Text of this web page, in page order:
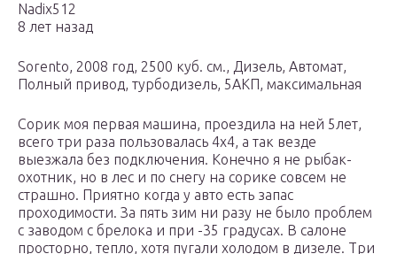
Nadix512
8 лет назад
Sorento, 2008 год, 2500 куб. см., Дизель, Автомат,
Полный привод, турбодизель, 5АКП, максимальная
Сорик моя первая машина, проездила на ней 5лет,
всего три раза пользовалась 4х4, а так везде
выезжала без подключения. Конечно я не рыбак-
охотник, но в лес и по снегу на сорике совсем не
страшно. Приятно когда у авто есть запас
проходимости. За пять зим ни разу не было проблем
с заводом с брелока и при -35 градусах. В салоне
просторно, тепло, хотя пугали холодом в дизеле. Три